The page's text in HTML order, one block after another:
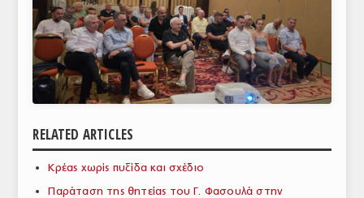
ΕΥΡΩΠΑΪΚΕΣ ΑΠΟΦΑΣΕΙΣ
ΘΕΜΑΤΑ
ΑΝΑΛΥΣΕΙΣ
ΣΦΑΓΕΙΑ
RELATED ARTICLES
Κρέας χωρίς πυξίδα και σχέδιο
Παράταση της θητείας του Γ. Φασουλά στην